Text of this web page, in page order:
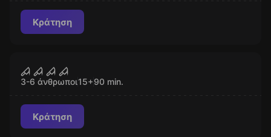
Κράτηση
Split
3-6 άνθρωποι15+90 min.
Κράτηση